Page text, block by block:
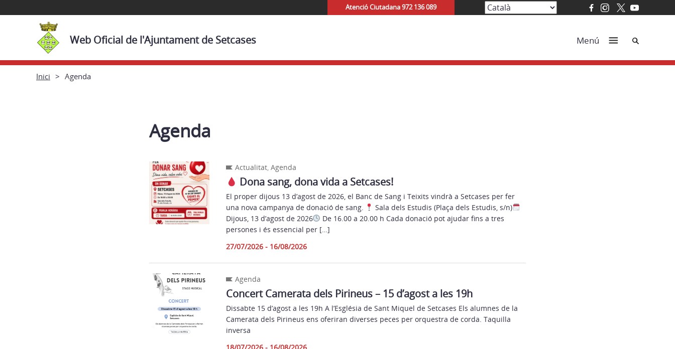
Atenció Ciutadana 972 136 089
Web Oficial de l'Ajuntament de Setcases Menú Cerca
Inici Agenda
Agenda
Actualitat, Agenda
Dona sang, dona vida a Setcases!
El proper dijous 13 d’agost de 2026, el Banc de Sang i Teixits vindrà a Setcases per fer
una nova campanya de donació de sang.
Sala dels Estudis (Plaça dels Estudis, s/n)
Dijous, 13 d’agost de 2026
De 16.00 a 20.00 h Cada donació pot ajudar fins a tres
persones i és essencial per […]
27/07/2026 - 16/08/2026
Agenda
Concert Camerata dels Pirineus – 15 d’agost a les 19h
Dissabte 15 d’agost a les 19h A l’Església de Sant Miquel de Setcases Els alumnes de la
Camerata dels Pirineus ens oferiran diverses peces per orquestra de corda. Taquilla
inversa